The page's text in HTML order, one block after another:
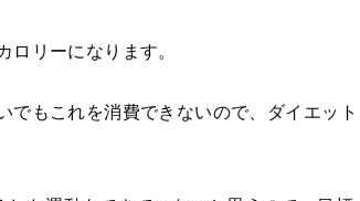
リーになります。
もこれを消費できないので、ダイエット